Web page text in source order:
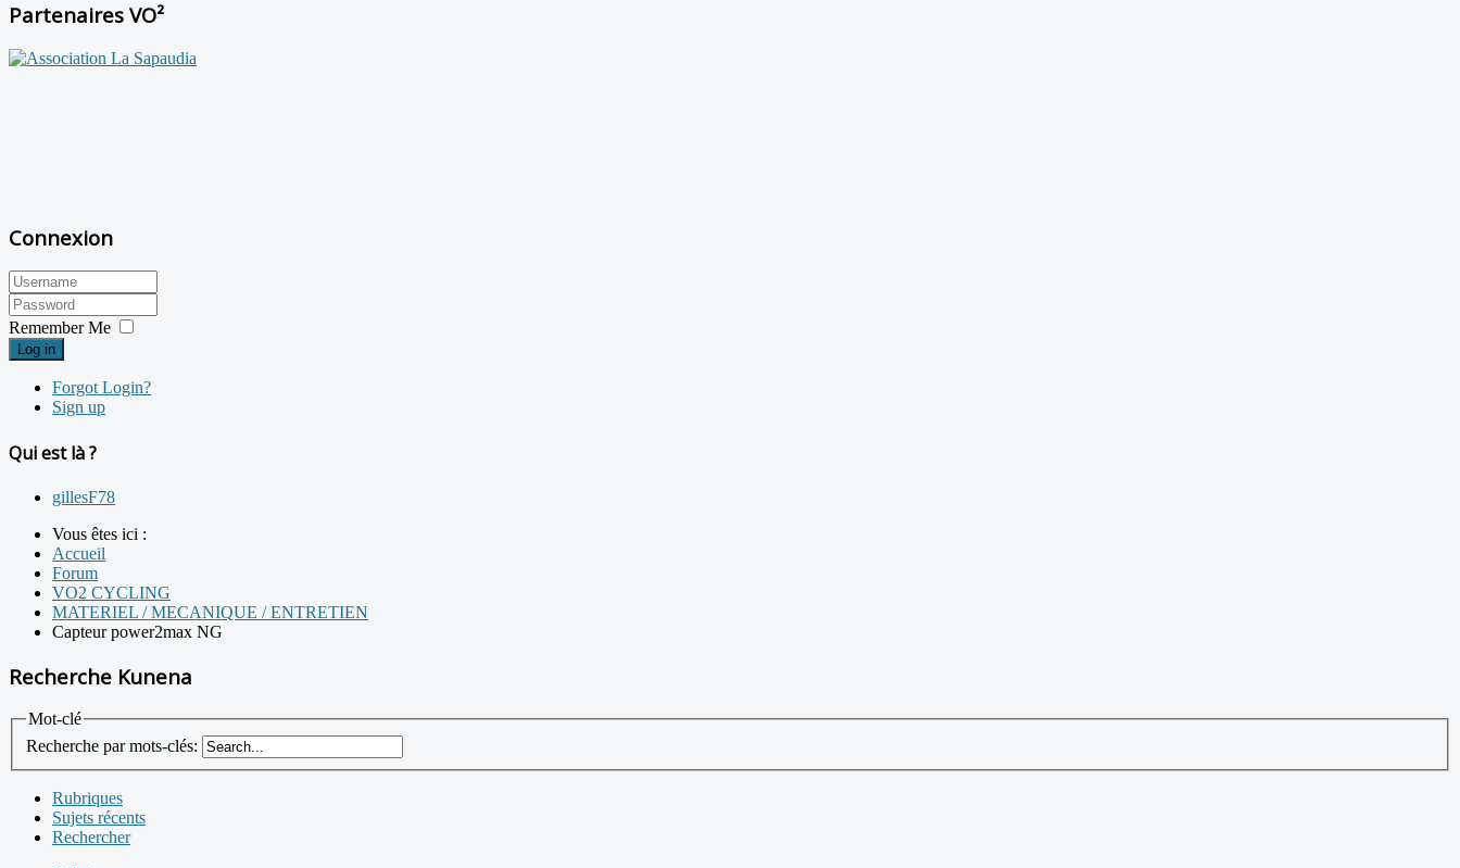
Partenaires VO²
Connexion
Remember Me
Log in
Forgot Login?
Sign up
Qui est là ?
gillesF78
Vous êtes ici :
Accueil
Forum
VO2 CYCLING
MATERIEL / MECANIQUE / ENTRETIEN
Capteur power2max NG
Recherche Kunena
Mot-clé
Recherche par mots-clés:
Rubriques
Sujets récents
Rechercher